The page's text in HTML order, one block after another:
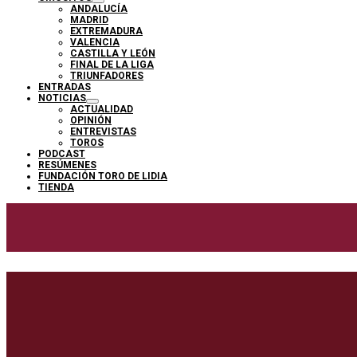
ANDALUCÍA
MADRID
EXTREMADURA
VALENCIA
CASTILLA Y LEÓN
FINAL DE LA LIGA
TRIUNFADORES
ENTRADAS
NOTICIAS
ACTUALIDAD
OPINIÓN
ENTREVISTAS
TOROS
PODCAST
RESÚMENES
FUNDACIÓN TORO DE LIDIA
TIENDA